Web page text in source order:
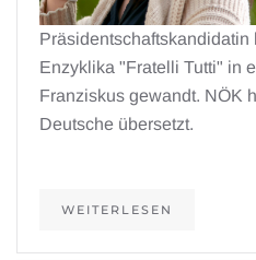
Enzyklika "Fratelli Tutti" in
Franziskus gewandt. NÖK
Deutsche übersetzt.
WEITERLESEN